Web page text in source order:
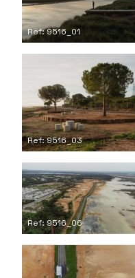
Ref: 9516_01
Ref: 9516_03
Ref: 9516_06